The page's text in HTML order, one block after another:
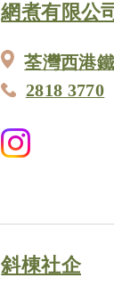
網煮有限公
荃灣西港
2818 3770
斜棟社企